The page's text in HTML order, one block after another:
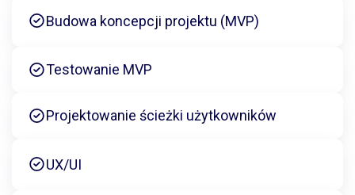
Budowa koncepcji projektu (MVP)
Testowanie MVP
Projektowanie ścieżki użytkowników
UX/UI